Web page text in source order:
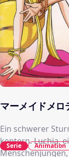
マーメイドメロ
Ein schwerer
kentern. Luchia,
Serie Animation